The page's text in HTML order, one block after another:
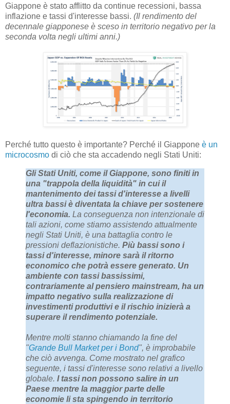
Giappone è stato afflitto da continue recessioni, bassa
inflazione e tassi d'interesse bassi. (Il rendimento del
decennale giapponese è sceso in territorio negativo per la
seconda volta negli ultimi anni.)
Perché tutto questo è importante? Perché il Giappone è un
microcosmo di ciò che sta accadendo negli Stati Uniti:
Gli Stati Uniti, come il Giappone, sono finiti in
una "trappola della liquidità" in cui il
mantenimento dei tassi d'interesse a livelli
ultra bassi è diventata la chiave per sostenere
l'economia. La conseguenza non intenzionale di
tali azioni, come stiamo assistendo attualmente
negli Stati Uniti, è una battaglia contro le
pressioni deflazionistiche. Più bassi sono i
tassi d'interesse, minore sarà il ritorno
economico che potrà essere generato. Un
ambiente con tassi bassissimi,
contrariamente al pensiero mainstream, ha un
impatto negativo sulla realizzazione di
investimenti produttivi e il rischio inizierà a
superare il rendimento potenziale.
Mentre molti stanno chiamando la fine del
"Grande Bull Market per i Bond", è improbabile
che ciò avvenga. Come mostrato nel grafico
seguente, i tassi d'interesse sono relativi a livello
globale. I tassi non possono salire in un
Paese mentre la maggior parte delle
economie li sta spingendo in territorio